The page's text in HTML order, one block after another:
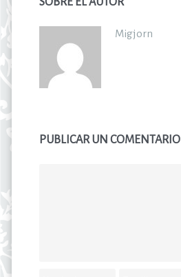
Migjorn
PUBLICAR UN COMENTARIO